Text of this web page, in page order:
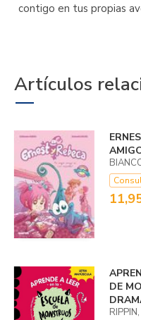
contigo en tus propias
Artículos
DE